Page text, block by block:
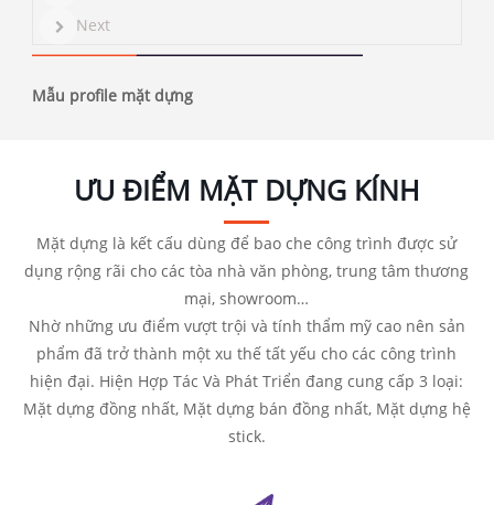
Next
Mẫu profile mặt dựng
ƯU ĐIỂM MẶT DỰNG KÍNH
Mặt dựng là kết cấu dùng để bao che công trình được sử
dụng rộng rãi cho các tòa nhà văn phòng, trung tâm thương
mại, showroom…
Nhờ những ưu điểm vượt trội và tính thẩm mỹ cao nên sản
phẩm đã trở thành một xu thế tất yếu cho các công trình
hiện đại. Hiện Hợp Tác Và Phát Triển đang cung cấp 3 loại:
Mặt dựng đồng nhất, Mặt dựng bán đồng nhất, Mặt dựng hệ
stick.